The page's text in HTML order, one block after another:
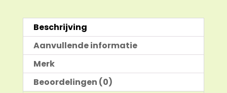
Beschrijving
Aanvullende informatie
Merk
Beoordelingen (0)